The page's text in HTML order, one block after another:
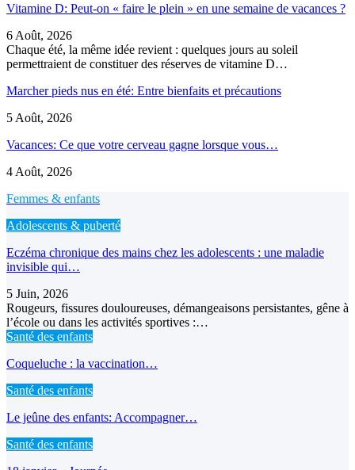
Vitamine D: Peut-on « faire le plein » en une semaine de vacances ?
6 Août, 2026
Chaque été, la même idée revient : quelques jours au soleil
permettraient de constituer des réserves de vitamine D…
Marcher pieds nus en été: Entre bienfaits et précautions
5 Août, 2026
Vacances: Ce que votre cerveau gagne lorsque vous…
4 Août, 2026
Femmes & enfants
Adolescents & puberté
Eczéma chronique des mains chez les adolescents : une maladie
invisible qui…
5 Juin, 2026
Rougeurs, fissures douloureuses, démangeaisons persistantes, gêne à
l’école ou dans les activités sportives :…
Santé des enfants
Coqueluche : la vaccination…
Santé des enfants
Le jeûne des enfants: Accompagner…
Santé des enfants